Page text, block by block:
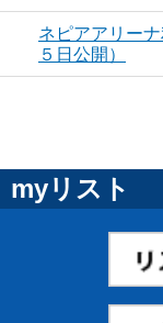
ネピアアリー
５日公開）
myリスト